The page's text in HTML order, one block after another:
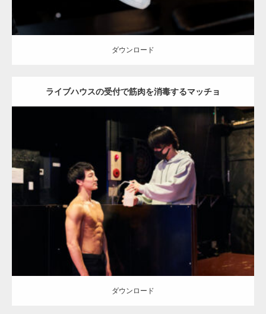
ダウンロード
ライブハウスの受付で筋肉を消毒するマッチョ
Update: 2023.02.11
Category: アイドルとマッチョ その他 AKIHITO(細マッチョ)
腹筋
名古屋 (愛知)
ダウンロード
ダウンロード